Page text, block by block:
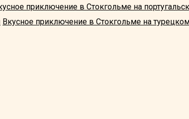
приключение в Стокгольме на
Вкусное приключение в Стокгольме на